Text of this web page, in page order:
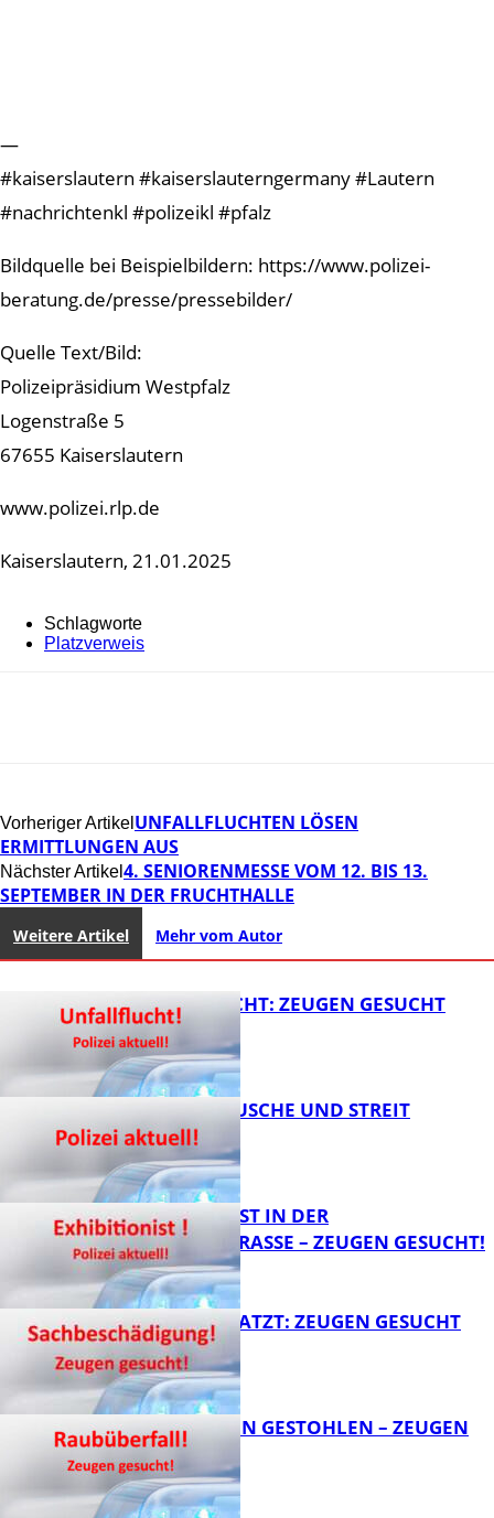
—
#kaiserslautern #kaiserslauterngermany #Lautern
#nachrichtenkl #polizeikl #pfalz
Bildquelle bei Beispielbildern: https://www.polizei-
beratung.de/presse/pressebilder/
Quelle Text/Bild:
Polizeipräsidium Westpfalz
Logenstraße 5
67655 Kaiserslautern
www.polizei.rlp.de
Kaiserslautern, 21.01.2025
Schlagworte
Platzverweis
Vorheriger Artikel UNFALLFLUCHTEN LÖSEN
ERMITTLUNGEN AUS
Nächster Artikel 4. SENIORENMESSE VOM 12. BIS 13.
SEPTEMBER IN DER FRUCHTHALLE
Weitere Artikel Mehr vom Autor
UNFALLFLUCHT: ZEUGEN GESUCHT
KNALLGERÄUSCHE UND STREIT
EXHIBITIONIST IN DER
VELMANNSTRASSE – ZEUGEN GESUCHT!
AUTO ZERKRATZT: ZEUGEN GESUCHT
TEURE KETTEN GESTOHLEN – ZEUGEN
GESUCHT!